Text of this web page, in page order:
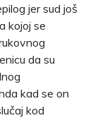
jer sud još
kojoj se
da su
kad se on
kod